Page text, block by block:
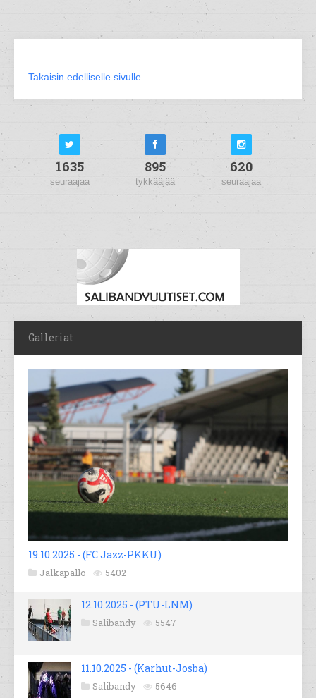
Takaisin edelliselle sivulle
1635
seuraajaa
895
tykkääjää
620
seuraajaa
Galleriat
19.10.2025 - (FC Jazz-PKKU)
Jalkapallo 5402
12.10.2025 - (PTU-LNM)
Salibandy 5547
11.10.2025 - (Karhut-Josba)
Salibandy 5646